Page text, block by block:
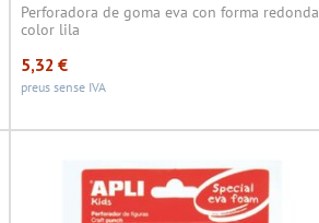
Perforadora de goma eva con forma redonda
color lila
5,32 €
preus sense IVA